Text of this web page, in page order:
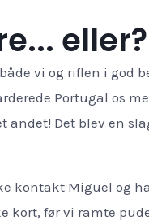
eller?
vi og riflen i god
Portugal os
andet! Det blev en
kontakt Miguel og
kort, før vi ramte